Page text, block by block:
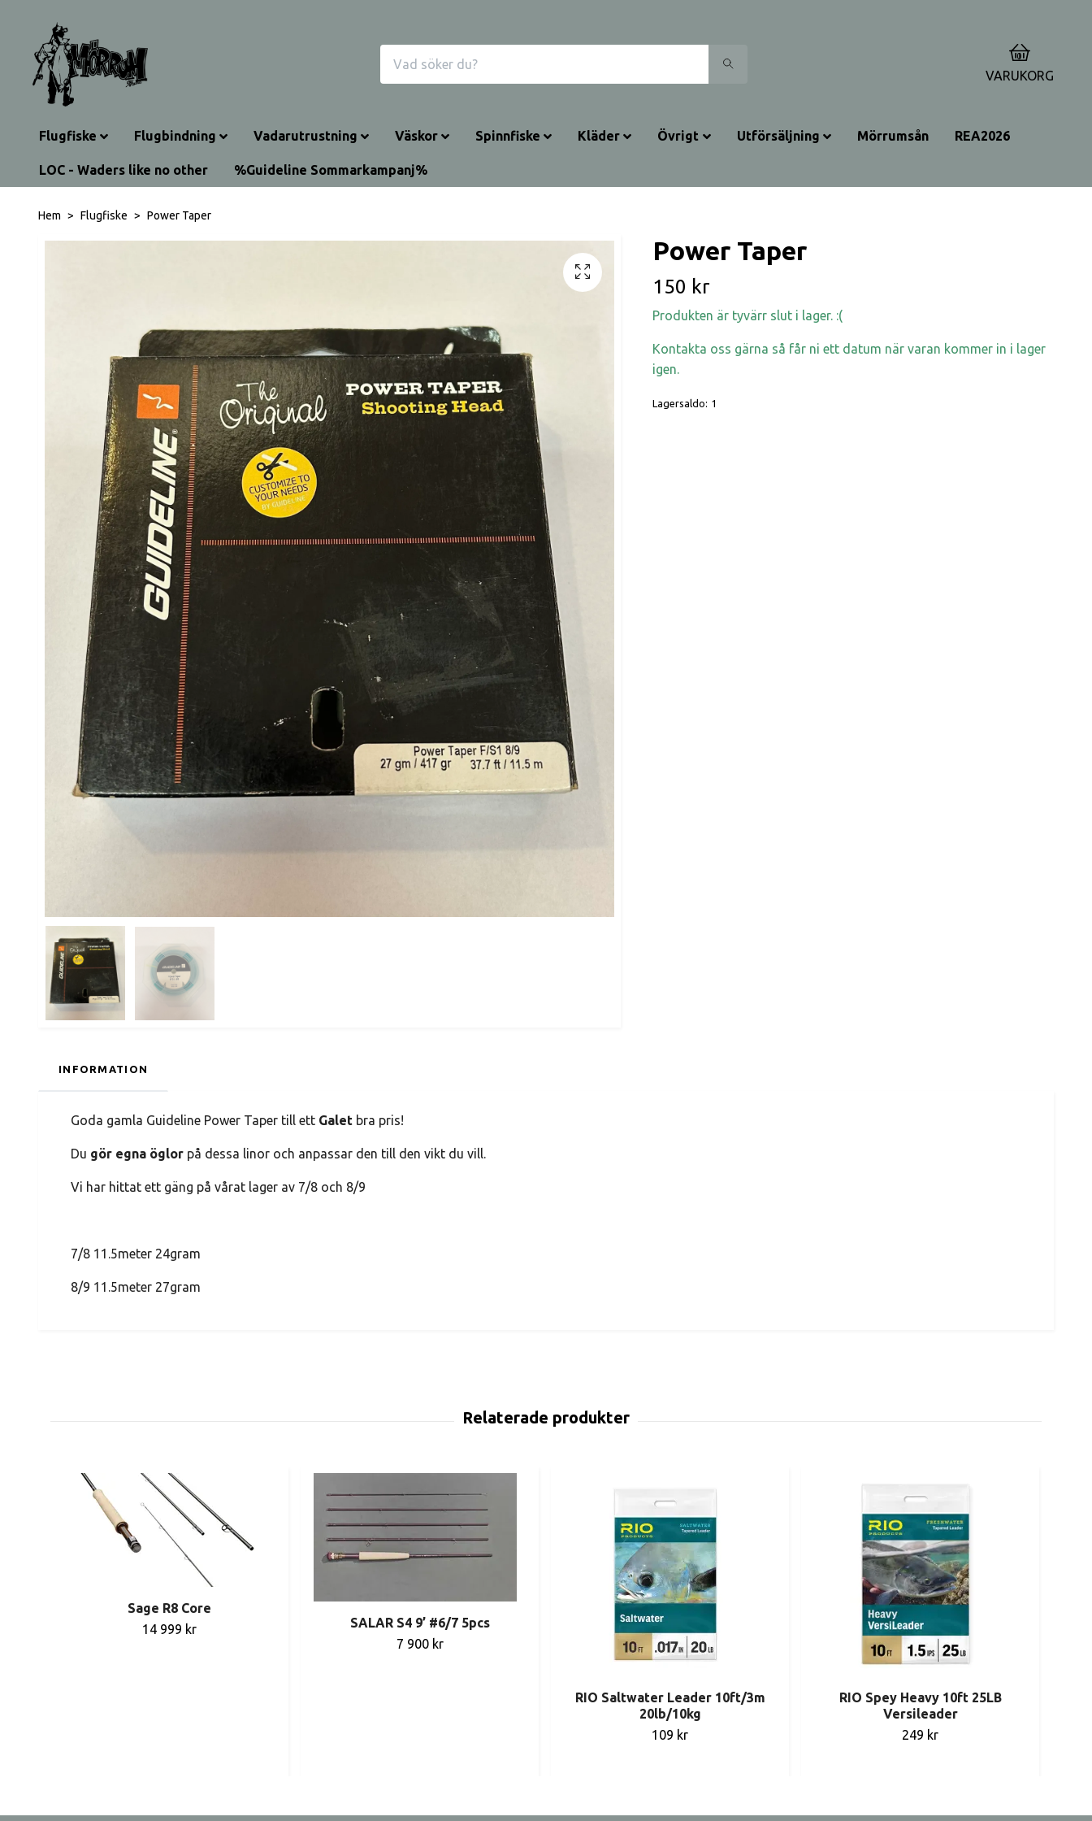
0
VARUKORG
Flugfiske Flugbindning Vadarutrustning Väskor Spinnfiske Kläder Övrigt Utförsäljning Mörrumsån REA2026
LOC - Waders like no other %Guideline Sommarkampanj%
Hem Flugfiske Power Taper
Power Taper
150 kr
Produkten är tyvärr slut i lager. :(
Kontakta oss gärna så får ni ett datum när varan kommer in i lager
igen.
Lagersaldo: 1
INFORMATION
Goda gamla Guideline Power Taper till ett Galet bra pris!
Du gör egna öglor på dessa linor och anpassar den till den vikt du vill.
Vi har hittat ett gäng på vårat lager av 7/8 och 8/9
7/8 11.5meter 24gram
8/9 11.5meter 27gram
Sage R8 Core
14 999 kr
SALAR S4 9’ #6/7 5pcs
7 900 kr
RIO Saltwater Leader 10ft/3m
20lb/10kg
109 kr
RIO Spey Heavy 10ft 25LB
Versileader
249 kr